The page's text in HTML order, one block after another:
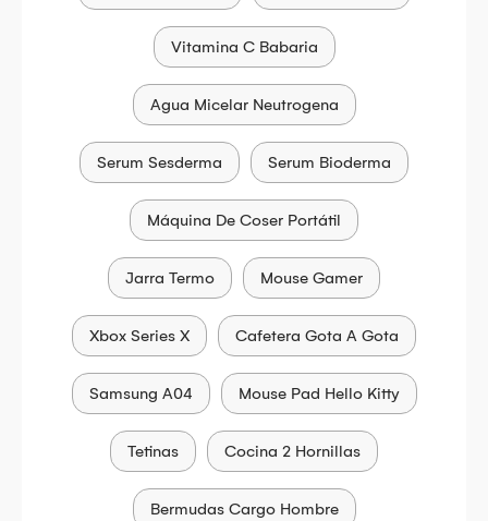
Vitamina C Babaria
Agua Micelar Neutrogena
Serum Sesderma Serum Bioderma
Máquina De Coser Portátil
Jarra Termo Mouse Gamer
Xbox Series X Cafetera Gota A Gota
Samsung A04 Mouse Pad Hello Kitty
Tetinas Cocina 2 Hornillas
Bermudas Cargo Hombre